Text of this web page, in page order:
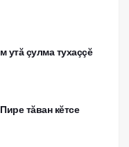
утă çулма тухаççĕ
тăван кĕтсе